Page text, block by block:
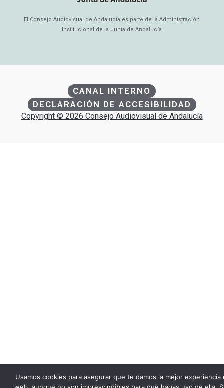
El Consejo Audiovisual de Andalucía es parte de la Administración
Institucional de la Junta de Andalucía
CANAL INTERNO
DECLARACIÓN DE ACCESIBILIDAD
Copyright © 2026 Consejo Audiovisual de Andalucía
Usamos cookies para asegurar que te damos la mejor experiencia